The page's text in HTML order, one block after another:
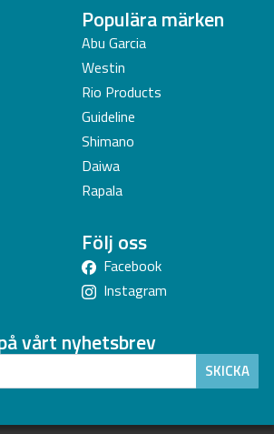
Populära märken
Abu Garcia
Westin
Rio Products
Guideline
Shimano
Daiwa
Rapala
Följ oss
Facebook
Instagram
vårt nyhetsbrev
SKICKA